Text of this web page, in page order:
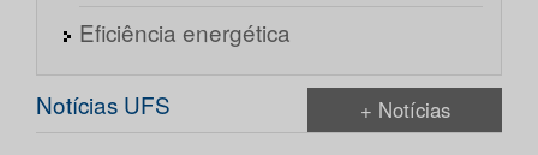
Eficiência energética
Notícias UFS + Notícias